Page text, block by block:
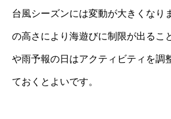
台風シーズンには変動が大きくなり
の高さにより海遊びに制限が出るこ
や雨予報の日はアクティビティを調
ておくとよいです。